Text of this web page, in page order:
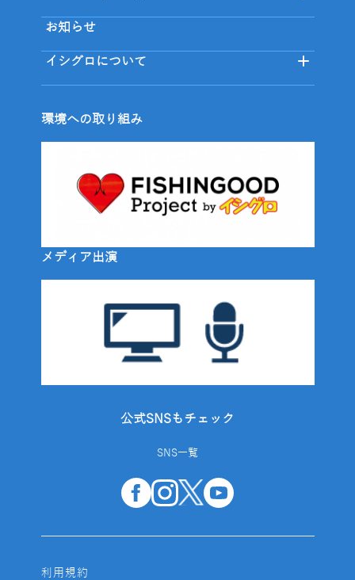
お知らせ
イシグロについて
環境への取り組み
メディア出演
公式SNSもチェック
SNS一覧
利用規約